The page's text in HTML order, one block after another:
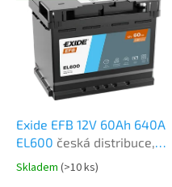
Exide EFB 12V 60Ah 640A
EL600 česká distribuce,
připravena k použití +
výkup staré autobaterie
Průměrné
Skladem (>10 ks)